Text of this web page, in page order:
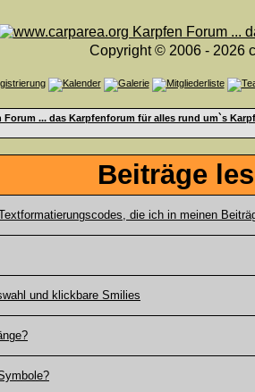
Copyright © 2006 - 2026
Forum ... das Karpfenforum für alles rund um`s
Beiträge
die ich in meinen
und klickbare Smilies